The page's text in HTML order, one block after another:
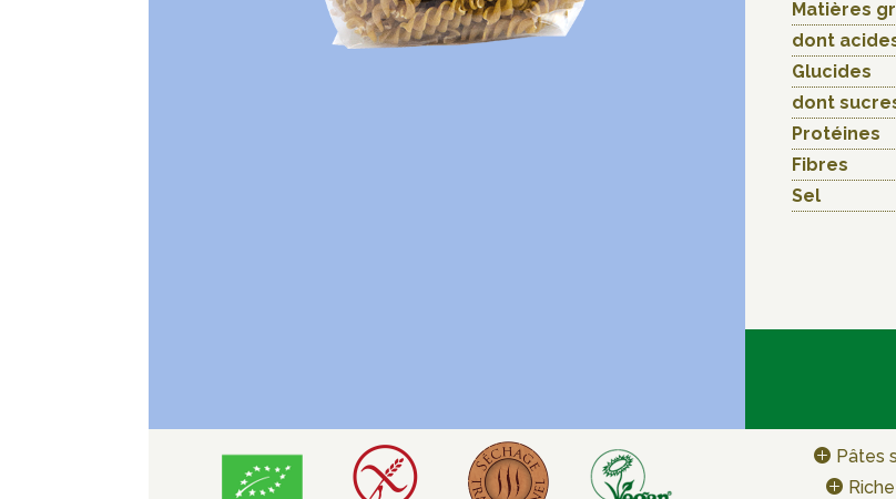
Matières
dont
Glucides
dont
Protéines
Fibres
Sel
Pâtes